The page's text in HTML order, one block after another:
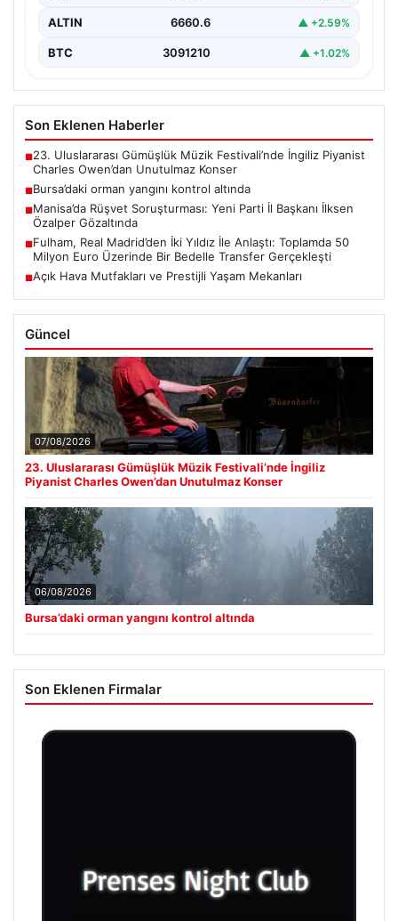
ALTIN 6660.6 ▲ +2.59%
BTC 3091210 ▲ +1.02%
Son Eklenen Haberler
■23. Uluslararası Gümüşlük Müzik Festivali’nde İngiliz Piyanist
Charles Owen’dan Unutulmaz Konser
■Bursa’daki orman yangını kontrol altında
■Manisa’da Rüşvet Soruşturması: Yeni Parti İl Başkanı İlksen
Özalper Gözaltında
■Fulham, Real Madrid’den İki Yıldız İle Anlaştı: Toplamda 50
Milyon Euro Üzerinde Bir Bedelle Transfer Gerçekleşti
■Açık Hava Mutfakları ve Prestijli Yaşam Mekanları
Güncel
07/08/2026
23. Uluslararası Gümüşlük Müzik Festivali’nde İngiliz
Piyanist Charles Owen’dan Unutulmaz Konser
06/08/2026
Bursa’daki orman yangını kontrol altında
Son Eklenen Firmalar